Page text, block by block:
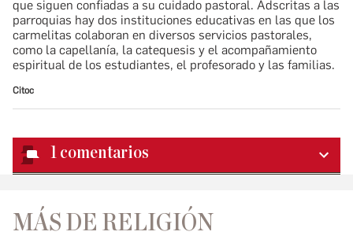
que siguen confiadas a su cuidado pastoral. Adscritas a las
parroquias hay dos instituciones educativas en las que los
carmelitas colaboran en diversos servicios pastorales,
como la capellanía, la catequesis y el acompañamiento
espiritual de los estudiantes, el profesorado y las familias.
Citoc
1 comentarios
MÁS DE RELIGIÓN